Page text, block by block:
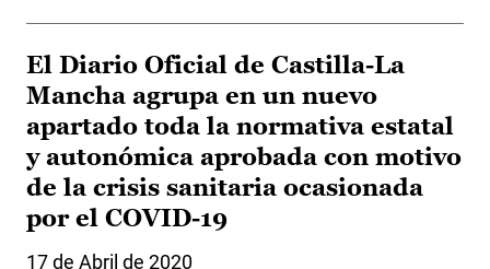
El Diario Oficial de Castilla-La
Mancha agrupa en un nuevo
apartado toda la normativa estatal
y autonómica aprobada con motivo
de la crisis sanitaria ocasionada
por el COVID-19
17 de Abril de 2020